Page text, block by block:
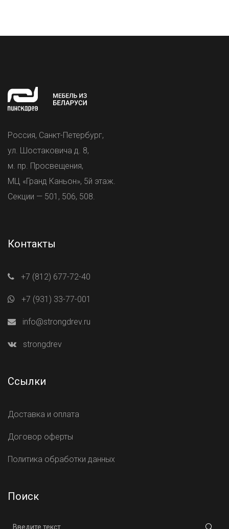
Россия, Санкт-Петербург,
ул. Шостаковича д. 8,
м. пр. Просвещения,
МЦ «Гранд Каньон», 5й этаж.
Секции — 501, 506, 508.
Контакты
+7 (812) 677-72-40
+7 (931) 33-77-001
info@strongdrev.ru
strongdrev
Ссылки
Доставка и оплата
Договор оферты
Политика обработки данных
Поиск